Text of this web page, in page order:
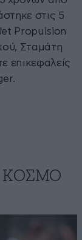
στις 5
Propulsion
Σταμάτη
επικεφαλείς
ΚΟΣΜΟ